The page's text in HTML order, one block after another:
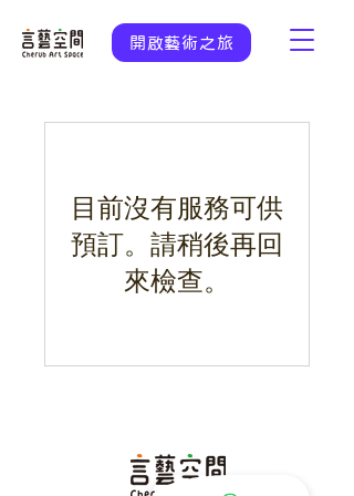
開啟藝術之旅
目前沒有服務可供
預訂。請稍後再回
來檢查。